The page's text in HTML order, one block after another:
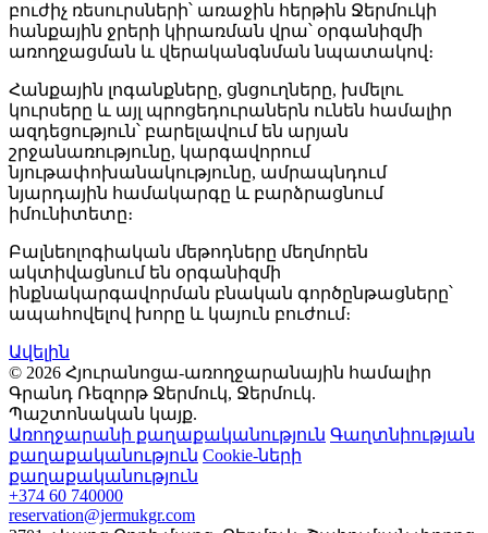
բուժիչ ռեսուրսների՝ առաջին հերթին Ջերմուկի
հանքային ջրերի կիրառման վրա՝ օրգանիզմի
առողջացման և վերականգնման նպատակով։
Հանքային լոգանքները, ցնցուղները, խմելու
կուրսերը և այլ պրոցեդուրաներն ունեն համալիր
ազդեցություն՝ բարելավում են արյան
շրջանառությունը, կարգավորում
նյութափոխանակությունը, ամրապնդում
նյարդային համակարգը և բարձրացնում
իմունիտետը։
Բալնեոլոգիական մեթոդները մեղմորեն
ակտիվացնում են օրգանիզմի
ինքնակարգավորման բնական գործընթացները՝
ապահովելով խորը և կայուն բուժում։
Ավելին
© 2026 Հյուրանոցա-առողջարանային համալիր
Գրանդ Ռեզորթ Ջերմուկ, Ջերմուկ.
Պաշտոնական կայք.
Առողջարանի քաղաքականություն Գաղտնիության
քաղաքականություն Cookie-ների
քաղաքականություն
+374 60 740000
reservation@jermukgr.com